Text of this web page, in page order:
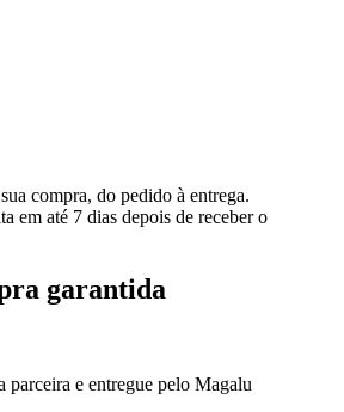
compra, do pedido à entrega.
em até 7 dias depois de receber o
garantida
e entregue pelo Magalu